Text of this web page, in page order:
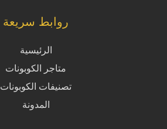
روابط سريعة
الرئيسية
متاجر الكوبونات
تصنيفات الكوبونات
المدونة